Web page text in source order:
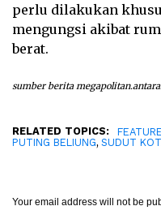
perlu dilakukan
mengungsi akibat
berat.
sumber berita
RELATED TOPICS:
PUTING BELIUNG, SUDUT
Your email address will not be